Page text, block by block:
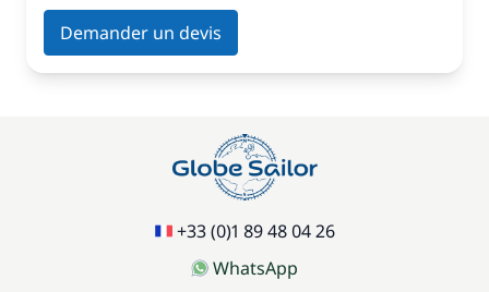
Demander un devis
+33 (0)1 89 48 04 26
WhatsApp